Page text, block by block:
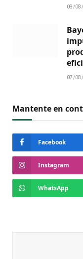
08/
07/
Mantente en
Facebook
Instagram
WhatsApp